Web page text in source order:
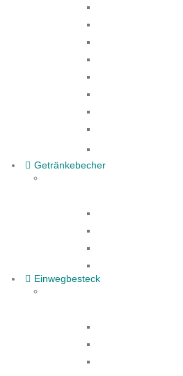
Getränkebecher
Einwegbesteck